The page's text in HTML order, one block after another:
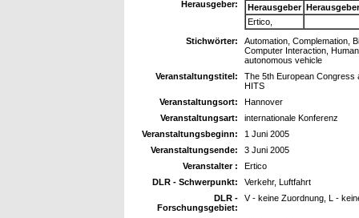
Herausgeber:
Herausgeber
Ertico,
Stichwörter:
Automation, Complemation,
Computer Interaction,
autonomous vehicle
Veranstaltungstitel:
The 5th European Congress
HITS
Veranstaltungsort:
Hannover
Veranstaltungsart:
internationale Konferenz
Veranstaltungsbeginn:
1 Juni 2005
Veranstaltungsende:
3 Juni 2005
Veranstalter :
Ertico
DLR - Schwerpunkt:
Verkehr, Luftfahrt
DLR -
Forschungsgebiet:
V - keine Zuordnung, L -